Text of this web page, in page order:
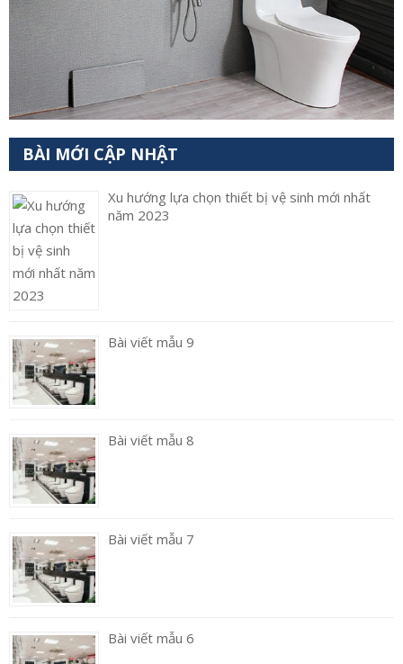
BÀI MỚI CẬP NHẬT
Xu hướng lựa chọn thiết bị vệ sinh mới nhất
năm 2023
Bài viết mẫu 9
Bài viết mẫu 8
Bài viết mẫu 7
Bài viết mẫu 6